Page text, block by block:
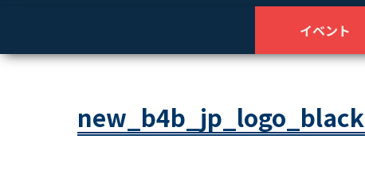
イベント
new_b4b_jp_logo_black